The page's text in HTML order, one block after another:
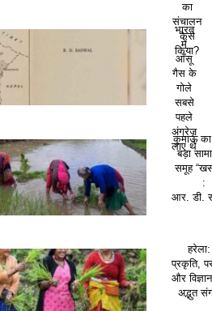
का
संचालन
कैसे
किया?
भारत
में
आँसू
गैस के
गोले
सबसे
पहले
अंग्रेज़
लाए थे
कुमाऊं
बड़ा
समूह
:
आर. डी.
हरेला:
प्रकृति,
और
अद्भुत